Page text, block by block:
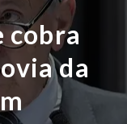
cobra
da